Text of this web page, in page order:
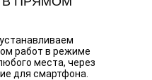
работ в режиме
места, через
для смартфона.